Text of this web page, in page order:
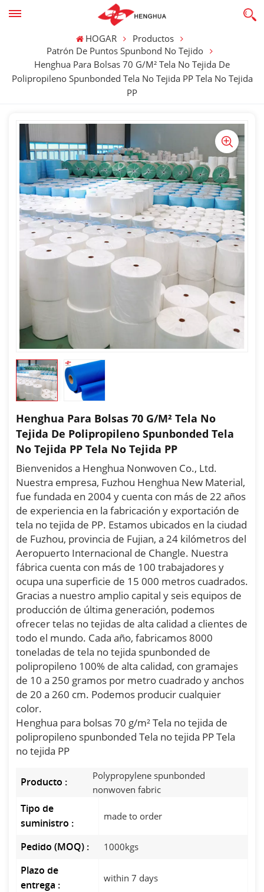
HOGAR
Productos
Patrón De Puntos Spunbond No Tejido
Henghua Para Bolsas 70 G/m² Tela No Tejida De
Polipropileno Spunbonded Tela No Tejida PP Tela No Tejida
PP
Henghua Para Bolsas 70 G/m² Tela No
Tejida De Polipropileno Spunbonded Tela
No Tejida PP Tela No Tejida PP
Bienvenidos a Henghua Nonwoven Co., Ltd.
Nuestra empresa, Fuzhou Henghua New Material,
fue fundada en 2004 y cuenta con más de 22 años
de experiencia en la fabricación y exportación de
tela no tejida de PP. Estamos ubicados en la ciudad
de Fuzhou, provincia de Fujian, a 24 kilómetros del
Aeropuerto Internacional de Changle. Nuestra
fábrica cuenta con más de 100 trabajadores y
ocupa una superficie de 15 000 metros cuadrados.
Gracias a nuestro amplio capital y seis equipos de
producción de última generación, podemos
ofrecer telas no tejidas de alta calidad a clientes de
todo el mundo. Cada año, fabricamos 8000
toneladas de tela no tejida spunbonded de
polipropileno 100% de alta calidad, con gramajes
de 10 a 250 gramos por metro cuadrado y anchos
de 20 a 260 cm. Podemos producir cualquier
color.
Henghua para bolsas 70 g/m² Tela no tejida de
polipropileno spunbonded Tela no tejida PP Tela
no tejida PP
Producto :
Polypropylene spunbonded
nonwoven fabric
Tipo de
suministro :
made to order
Pedido (MOQ) : 1000kgs
Plazo de
entrega :
within 7 days